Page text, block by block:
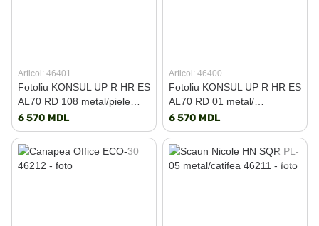
Articol: 46401
Fotoliu KONSUL UP R HR ES
AL70 RD 108 metal/piele
ecologică/multiblock
6 570 MDL
Articol: 46400
Fotoliu KONSUL UP R HR ES
AL70 RD 01 metal/
țesătură/multiblock
6 570 MDL